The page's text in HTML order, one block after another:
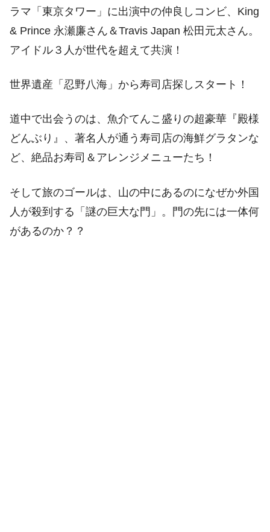
ラマ「東京タワー」に出演中の仲良しコンビ、King
& Prince 永瀬廉さん＆Travis Japan 松田元太さん。
アイドル３人が世代を超えて共演！
世界遺産「忍野八海」から寿司店探しスタート！
道中で出会うのは、魚介てんこ盛りの超豪華『殿様
どんぶり』、著名人が通う寿司店の海鮮グラタンな
ど、絶品お寿司＆アレンジメニューたち！
そして旅のゴールは、山の中にあるのになぜか外国
人が殺到する「謎の巨大な門」。門の先には一体何
があるのか？？